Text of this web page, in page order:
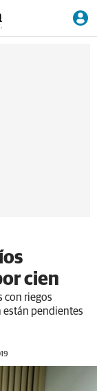
cien
con riegos
están pendientes